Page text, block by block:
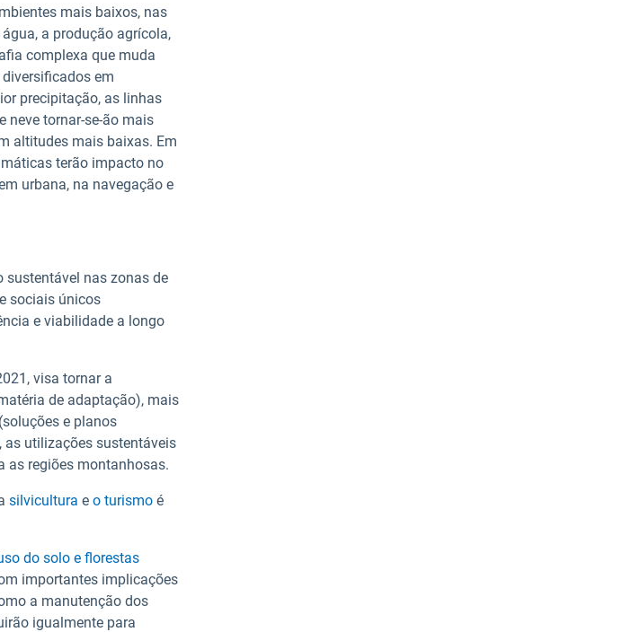
mais baixos, nas
a produção agrícola,
complexa que muda
em
precipitação, as linhas
neve tornar-se-ão mais
altitudes mais baixas. Em
terão impacto no
urbana, na navegação e
sustentável nas zonas de
sociais únicos
e viabilidade a longo
visa tornar a
de adaptação), mais
e planos
as utilizações sustentáveis
as regiões montanhosas.
silvicultura e o turismo é
do solo e florestas
importantes implicações
a manutenção dos
igualmente para